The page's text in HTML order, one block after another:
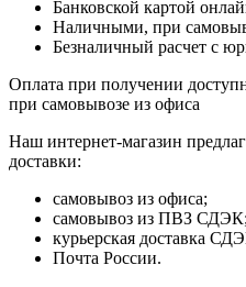
Банковской картой
Наличными, при
Безналичный расчет с
Оплата при получении
при самовывозе из офиса
Наш интернет-магазин
доставки:
самовывоз из офиса;
самовывоз из ПВЗ
курьерская доставка
Почта России.